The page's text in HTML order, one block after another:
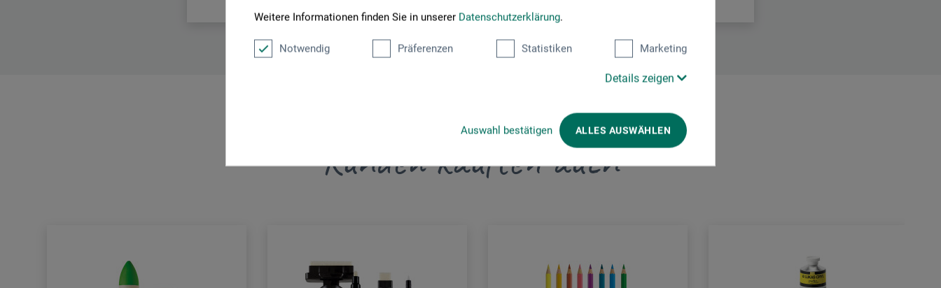
Weitere Informationen finden Sie in unserer Datenschutzerklärung.
Notwendig Präferenzen Statistiken Marketing
Details zeigen
Auswahl bestätigen ALLES AUSWÄHLEN
Kunden kauften auch